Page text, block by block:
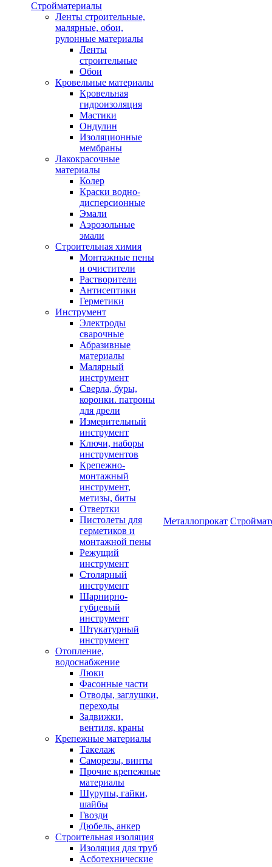
Стройматериалы
Ленты строительные,
малярные, обои,
рулонные материалы
Ленты
строительные
Обои
Кровельные материалы
Кровельная
гидроизоляция
Мастики
Ондулин
Изоляционные
мембраны
Лакокрасочные
материалы
Колер
Краски водно-
дисперсионные
Эмали
Аэрозольные
эмали
Строительная химия
Монтажные пены
и очистители
Растворители
Антисептики
Герметики
Инструмент
Электроды
сварочные
Абразивные
материалы
Малярный
инструмент
Сверла, буры,
коронки. патроны
для дрели
Измерительный
инструмент
Ключи, наборы
инструментов
Крепежно-
монтажный
инструмент,
метизы, биты
Отвертки
Пистолеты для
герметиков и
монтажной пены
Режущий
инструмент
Столярный
инструмент
Шарнирно-
губцевый
инструмент
Штукатурный
инструмент
Отопление,
водоснабжение
Люки
Фасонные части
Отводы, заглушки,
переходы
Задвижки,
вентиля, краны
Крепежные материалы
Такелаж
Саморезы, винты
Прочие крепежные
материалы
Шурупы, гайки,
шайбы
Гвозди
Дюбель, анкер
Строительная изоляция
Изоляция для труб
Асботехнические
Металлопрокат